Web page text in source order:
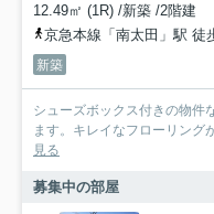
12.49㎡ (1R) /新築 /2階建
京急本線「南太田」駅 徒
新築
シューズボックス付きの物件
ます。キレイなフローリング
見る
募集中の部屋